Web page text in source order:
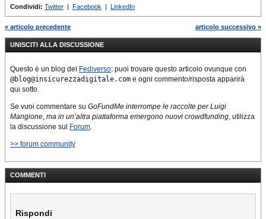
Condividi: Twitter Facebook LinkedIn
« articolo precedente articolo successivo »
UNISCITI ALLA DISCUSSIONE
Questo è un blog del Fediverso: puoi trovare questo articolo ovunque con
@blog@insicurezzadigitale.com e ogni commento/risposta apparirà
qui sotto.
Se vuoi commentare su GoFundMe interrompe le raccolte per Luigi
Mangione, ma in un’altra piattaforma emergono nuovi crowdfunding, utilizza
la discussione sul
Forum.
>> forum community
COMMENTI
Rispondi